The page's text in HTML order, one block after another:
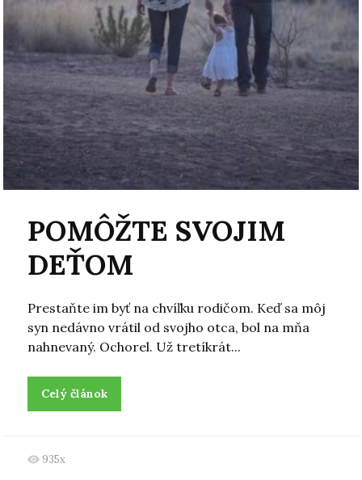
POMÔŽTE SVOJIM
DEŤOM
Prestaňte im byť na chvíľku rodičom. Keď sa môj
syn nedávno vrátil od svojho otca, bol na mňa
nahnevaný. Ochorel. Už tretíkrát...
Celý článok
935x